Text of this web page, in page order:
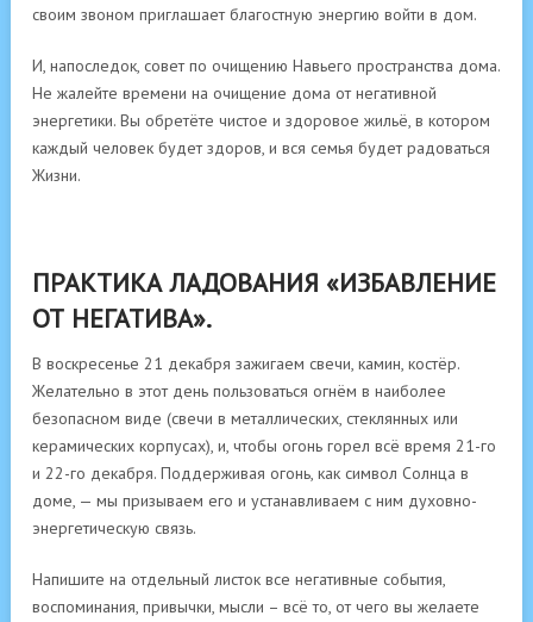
своим звоном приглашает благостную энергию войти в дом.
И, напоследок, совет по очищению Навьего пространства дома.
Не жалейте времени на очищение дома от негативной
энергетики. Вы обретёте чистое и здоровое жильё, в котором
каждый человек будет здоров, и вся семья будет радоваться
Жизни.
ПРАКТИКА ЛАДОВАНИЯ «ИЗБАВЛЕНИЕ
ОТ НЕГАТИВА».
В воскресенье 21 декабря зажигаем свечи, камин, костёр.
Желательно в этот день пользоваться огнём в наиболее
безопасном виде (свечи в металлических, стеклянных или
керамических корпусах), и, чтобы огонь горел всё время 21-го
и 22-го декабря. Поддерживая огонь, как символ Солнца в
доме, — мы призываем его и устанавливаем с ним духовно-
энергетическую связь.
Напишите на отдельный листок все негативные события,
воспоминания, привычки, мысли – всё то, от чего вы желаете